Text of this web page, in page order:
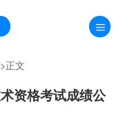
>正文
资格考试成绩公